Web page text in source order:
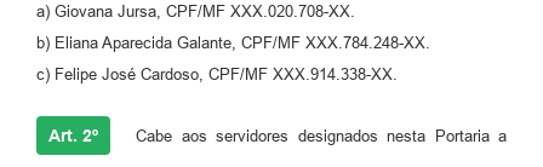
a) Giovana Jursa, CPF/MF XXX.020.708-XX.
b) Eliana Aparecida Galante, CPF/MF XXX.784.248-XX.
c) Felipe José Cardoso, CPF/MF XXX.914.338-XX.
Art. 2º Cabe aos servidores designados nesta Portaria a